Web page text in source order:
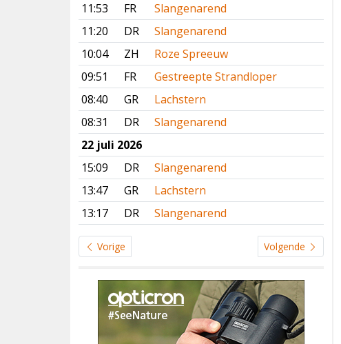
11:53
FR
Slangenarend
11:20
DR
Slangenarend
10:04
ZH
Roze Spreeuw
09:51
FR
Gestreepte Strandloper
08:40
GR
Lachstern
08:31
DR
Slangenarend
22 juli 2026
15:09
DR
Slangenarend
13:47
GR
Lachstern
13:17
DR Slangenarend
Vorige Volgende